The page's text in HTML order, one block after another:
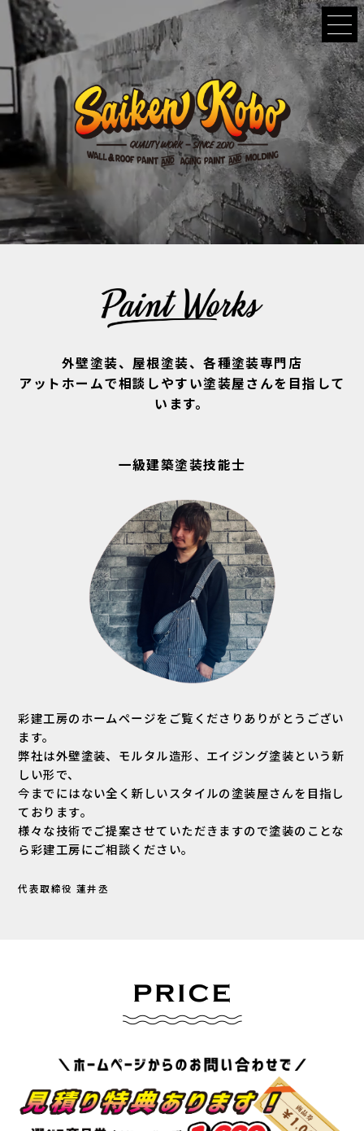
外壁塗装、屋根塗装、各種塗装専門店
アットホームで相談しやすい塗装屋さんを目指して
います。
一級建築塗装技能士
彩建工房のホームページをご覧くださりありがとうござい
ます。
弊社は外壁塗装、モルタル造形、エイジング塗装という新
しい形で、
今までにはない全く新しいスタイルの塗装屋さんを目指し
ております。
様々な技術でご提案させていただきますので塗装のことな
ら彩建工房にご相談ください。
代表取締役 蓮井丞